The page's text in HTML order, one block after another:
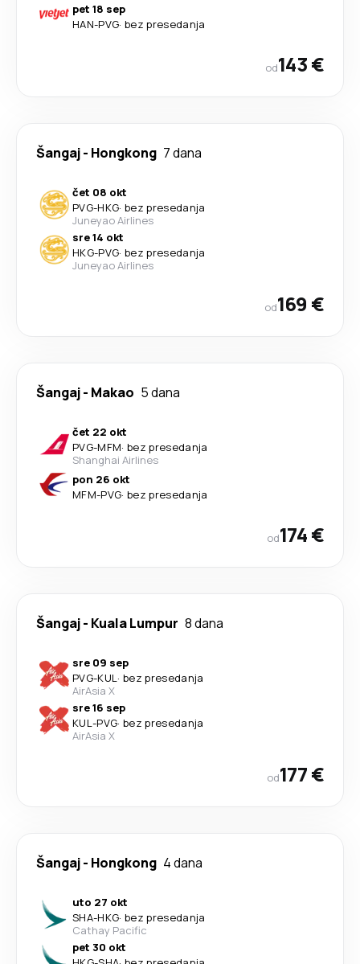
pet 18 sep
HAN-PVG· bez presedanja
od143 €
Šangaj- Hongkong 7 dana
čet 08 okt
PVG-HKG· bez presedanja
Juneyao Airlines
sre 14 okt
HKG-PVG· bez presedanja
Juneyao Airlines
od169 €
Šangaj- Makao 5 dana
čet 22 okt
PVG-MFM· bez presedanja
Shanghai Airlines
pon 26 okt
MFM-PVG· bez presedanja
od174 €
Šangaj- Kuala Lumpur 8 dana
sre 09 sep
PVG-KUL· bez presedanja
AirAsia X
sre 16 sep
KUL-PVG· bez presedanja
AirAsia X
od177 €
Šangaj- Hongkong 4 dana
uto 27 okt
SHA-HKG· bez presedanja
Cathay Pacific
pet 30 okt